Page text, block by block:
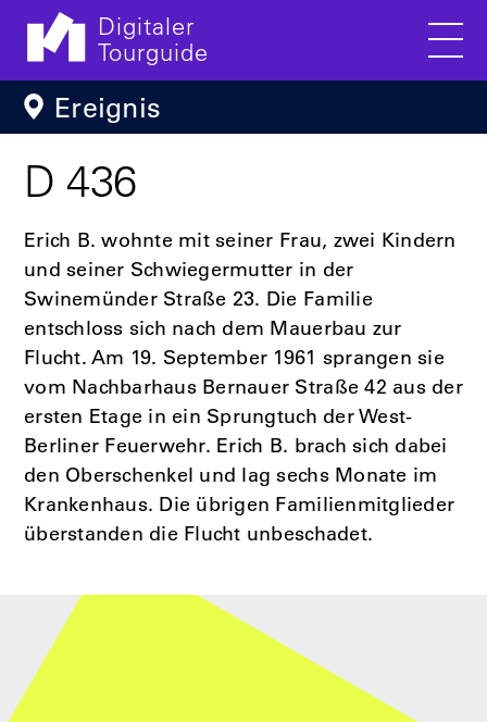
Direkt zum Inhalt
Digitaler
Tourguide
Ereignis
D 436
Erich B. wohnte mit seiner Frau, zwei Kindern
und seiner Schwiegermutter in der
Swinemünder Straße 23. Die Familie
entschloss sich nach dem Mauerbau zur
Flucht. Am 19. September 1961 sprangen sie
vom Nachbarhaus Bernauer Straße 42 aus der
ersten Etage in ein Sprungtuch der West-
Berliner Feuerwehr. Erich B. brach sich dabei
den Oberschenkel und lag sechs Monate im
Krankenhaus. Die übrigen Familienmitglieder
überstanden die Flucht unbeschadet.